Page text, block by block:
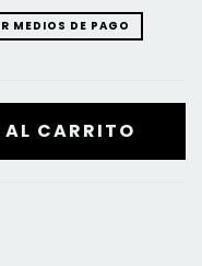
MEDIOS DE PAGO